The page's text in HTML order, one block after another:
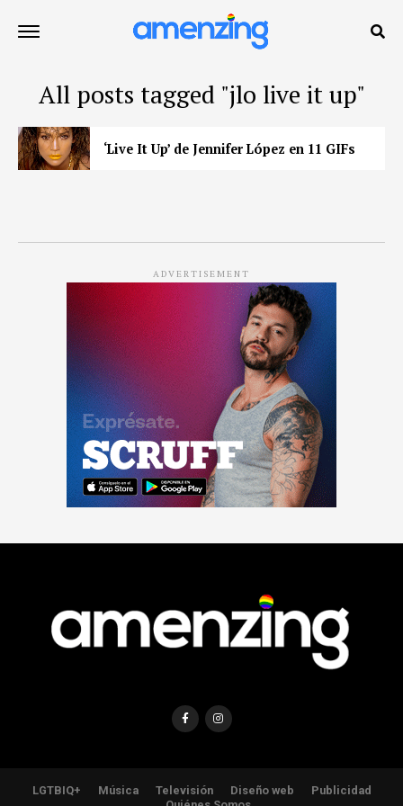
All posts tagged "jlo live it up"
‘Live It Up’ de Jennifer López en 11 GIFs
ADVERTISEMENT
LGTBIQ+ Música Televisión Diseño web
Publicidad